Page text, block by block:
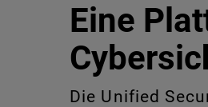
Eine
Die Unified